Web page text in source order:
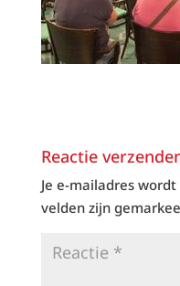
Reactie
Je e-mailadres
velden zijn